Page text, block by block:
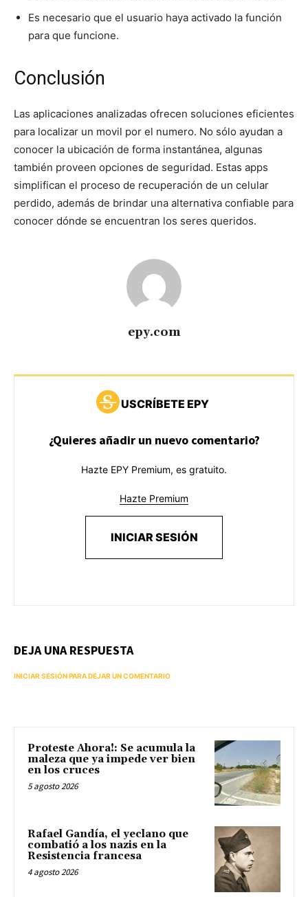
Es necesario que el usuario haya activado la función
para que funcione.
Conclusión
Las aplicaciones analizadas ofrecen soluciones eficientes
para localizar un movil por el numero. No sólo ayudan a
conocer la ubicación de forma instantánea, algunas
también proveen opciones de seguridad. Estas apps
simplifican el proceso de recuperación de un celular
perdido, además de brindar una alternativa confiable para
conocer dónde se encuentran los seres queridos.
epy.com
USCRÍBETE EPY
¿Quieres añadir un nuevo comentario?
Hazte EPY Premium, es gratuito.
Hazte Premium
INICIAR SESIÓN
DEJA UNA RESPUESTA
INICIAR SESIÓN PARA DEJAR UN COMENTARIO
Proteste Ahora!: Se acumula la
maleza que ya impede ver bien
en los cruces
5 agosto 2026
Rafael Gandía, el yeclano que
combatió a los nazis en la
Resistencia francesa
4 agosto 2026